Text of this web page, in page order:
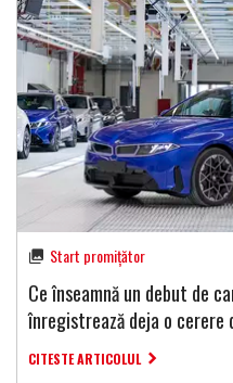
Start promițător
Ce înseamnă un debut de
înregistrează deja o cerere
CITESTE ARTICOLUL